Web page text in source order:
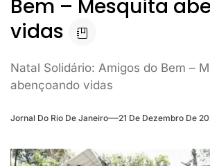
Bem – Mesquita
vidas
Natal Solidário: Amigos do Bem –
abençoando vidas
Jornal Do Rio De Janeiro 21 De Dezembro De